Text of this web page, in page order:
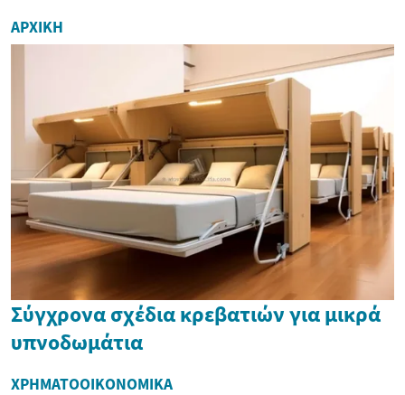
ΑΡΧΙΚΉ
Σύγχρονα σχέδια κρεβατιών για μικρά
υπνοδωμάτια
ΧΡΗΜΑΤΟΟΙΚΟΝΟΜΙΚΆ